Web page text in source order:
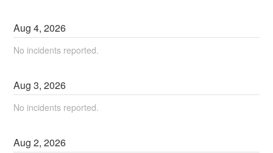
Aug4,2026
No incidents reported.
Aug3,2026
No incidents reported.
Aug2,2026